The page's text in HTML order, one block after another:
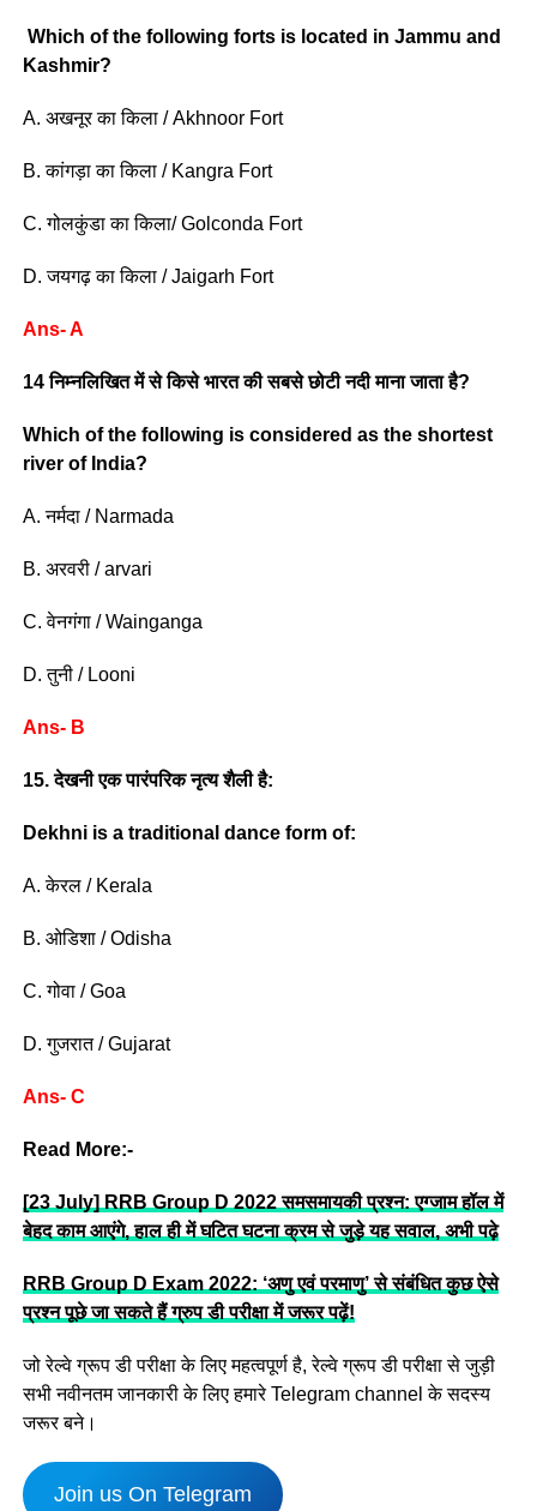
Which of the following forts is located in Jammu and
Kashmir?
A. अखनूर का किला / Akhnoor Fort
B. कांगड़ा का किला / Kangra Fort
C. गोलकुंडा का किला/ Golconda Fort
D. जयगढ़ का किला / Jaigarh Fort
Ans- A
14 निम्नलिखित में से किसे भारत की सबसे छोटी नदी माना जाता है?
Which of the following is considered as the shortest
river of India?
A. नर्मदा / Narmada
B. अरवरी / arvari
C. वेनगंगा / Wainganga
D. तुनी / Looni
Ans- B
15. देखनी एक पारंपरिक नृत्य शैली है:
Dekhni is a traditional dance form of:
A. केरल / Kerala
B. ओडिशा / Odisha
C. गोवा / Goa
D. गुजरात / Gujarat
Ans- C
Read More:-
[23 July] RRB Group D 2022 समसमायकी प्रश्न: एग्जाम हॉल में
बेहद काम आएंगे, हाल ही में घटित घटना क्रम से जुड़े यह सवाल, अभी पढ़े
RRB Group D Exam 2022: ‘अणु एवं परमाणु’ से संबंधित कुछ ऐसे
प्रश्न पूछे जा सकते हैं ग्रुप डी परीक्षा में जरूर पढ़ें!
जो रेल्वे ग्रूप डी परीक्षा के लिए महत्वपूर्ण है, रेल्वे ग्रूप डी परीक्षा से जुड़ी
सभी नवीनतम जानकारी के लिए हमारे Telegram channel के सदस्य
जरूर बने।
Join us On Telegram